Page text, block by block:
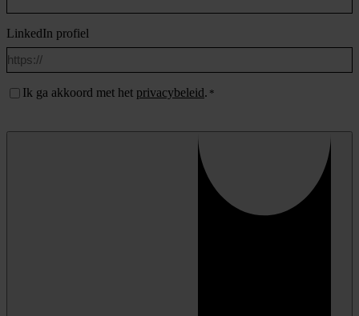
LinkedIn profiel
Instemming
Ik ga akkoord met het privacybeleid. *